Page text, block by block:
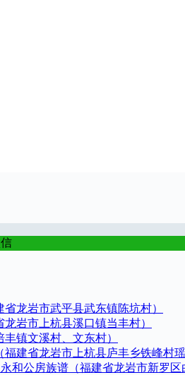
龙岩市武平县武东镇陈坑村）
岩市上杭县溪口镇当丰村）
镇文溪村、文东村）
建省龙岩市上杭县庐丰乡铁峰村
和公房族谱（福建省龙岩市新罗区